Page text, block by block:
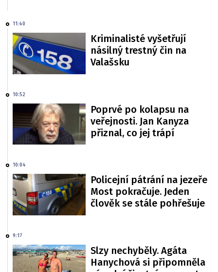
11:40
Kriminalisté vyšetřují
násilný trestný čin na
Valašsku
10:52
Poprvé po kolapsu na
veřejnosti. Jan Kanyza
přiznal, co jej trápí
10:04
Policejní pátrání na jezeře
Most pokračuje. Jeden
člověk se stále pohřešuje
9:17
Slzy nechyběly. Agáta
Hanychová si připomněla